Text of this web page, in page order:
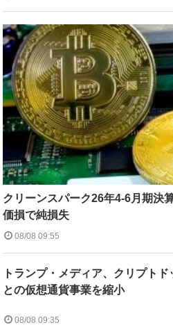
クリーンスパーク26年4-6月期
価損で純損失
08/08 09:55
トランプ・メディア、クリプトド
との仮想通貨事業を縮小
08/08 09:35